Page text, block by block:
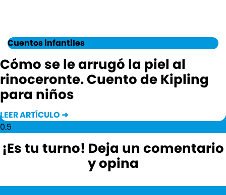
Cuentos infantiles
Cómo se le arrugó la piel al
rinoceronte. Cuento de Kipling
para niños
LEER ARTÍCULO ➜
¡Es tu turno! Deja un comentario
y opina